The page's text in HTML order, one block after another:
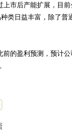
市后产能扩展，目前
类日益丰富，除了普
盈利预测，预计公